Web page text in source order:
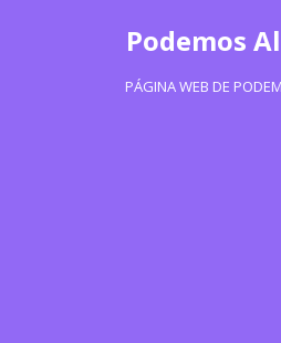
Podemos
PÁGINA WEB DE